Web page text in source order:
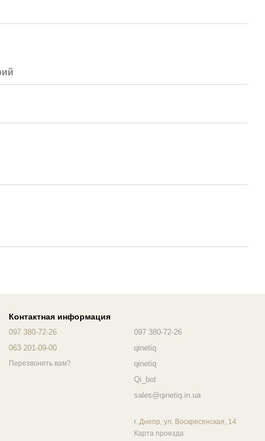
Контактная информация
097 380-72-26
063 201-09-00
Перезвонить вам?
097 380-72-26
qinetiq
qinetiq
Qi_bot
sales@qinetiq.in.ua
г. Днепр, ул. Воскресенская, 14
Карта проезда